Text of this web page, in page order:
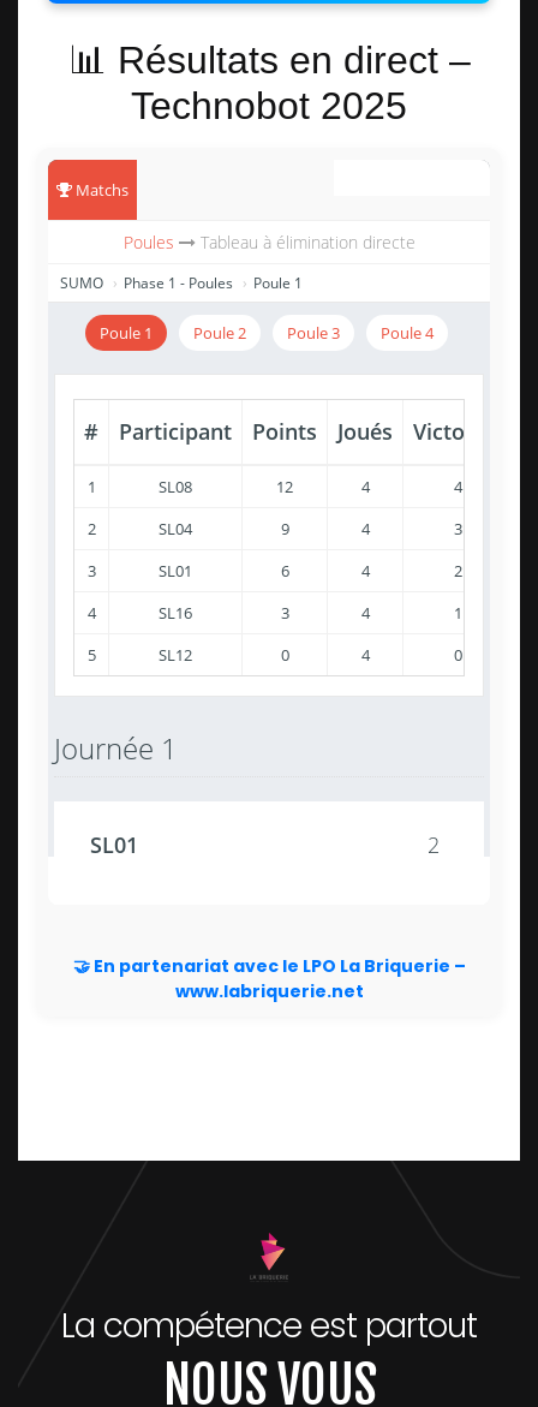
📊 Résultats en direct –
Technobot 2025
🤝 En partenariat avec le LPO La Briquerie –
www.labriquerie.net
La compétence est partout
NOUS VOUS